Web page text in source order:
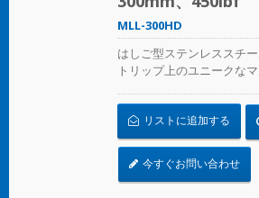
MLL-300HD
はしご型ステンレススチ
トリップ上のユニークな
す
リストに追加する
今すぐお問い合わせ